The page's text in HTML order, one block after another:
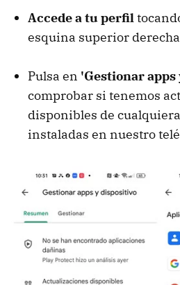
Accede a tu perfil
esquina superior
Pulsa en 'Gestionar
comprobar si tenemos
disponibles de
instaladas en nuestro